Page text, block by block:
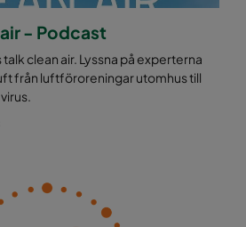
- Podcast
clean air. Lyssna på experterna
från luftföroreningar utomhus till